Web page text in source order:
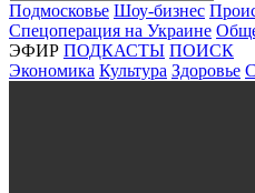
Подмосковье Шоу-бизнес
Спецоперация на Украине
ЭФИР ПОДКАСТЫ ПОИСК
Экономика Культура Здоровье